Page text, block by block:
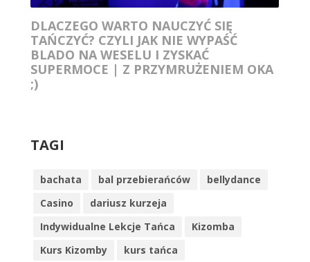
DLACZEGO WARTO NAUCZYĆ SIĘ
TAŃCZYĆ? CZYLI JAK NIE WYPAŚĆ
BLADO NA WESELU I ZYSKAĆ
SUPERMOCE | Z PRZYMRUŻENIEM OKA
;)
TAGI
bachata bal przebierańców
bellydance
Casino
dariusz kurzeja
Indywidualne Lekcje Tańca
Kizomba
Kurs Kizomby
kurs tańca